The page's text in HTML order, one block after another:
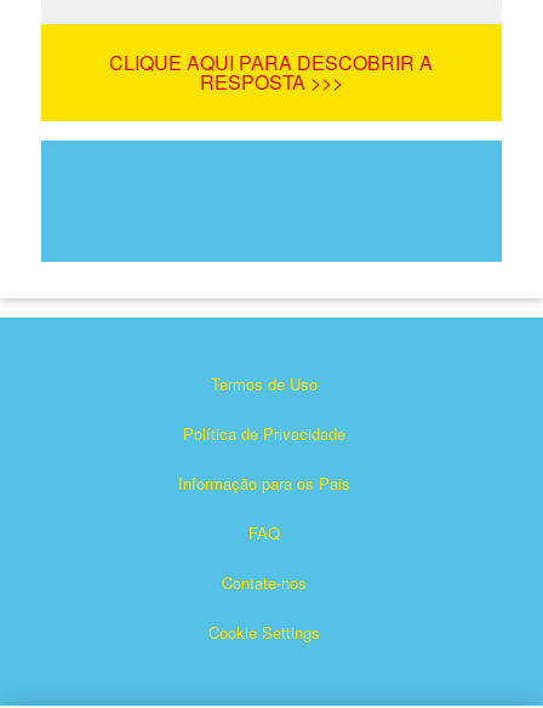
CLIQUE AQUI PARA DESCOBRIR A
RESPOSTA >>>
Termos de Uso
Política de Privacidade
Informação para os Pais
FAQ
Contate-nos
Cookie Settings